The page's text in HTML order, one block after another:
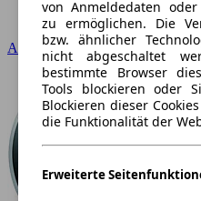
Audi
von Anmeldedaten
zu ermöglichen. Die
bzw. ähnlicher
nicht abgeschaltet
bestimmte Browser
Tools blockieren oder
Blockieren dieser
die Funktionalität der
Erweiterte